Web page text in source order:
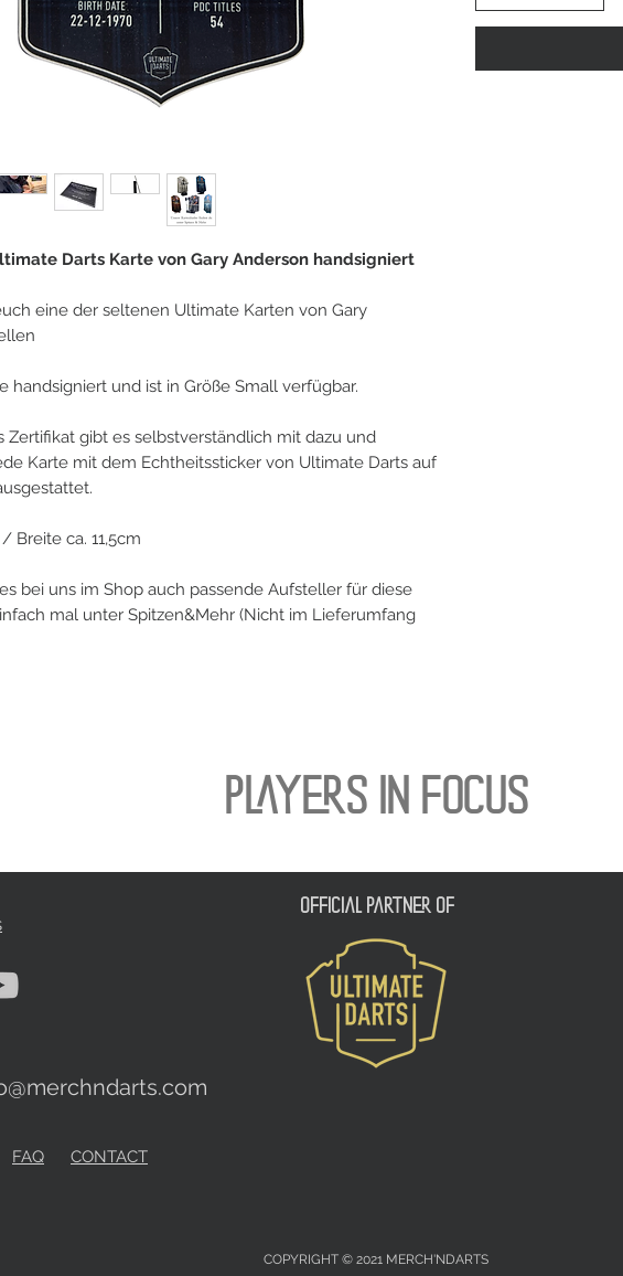
Darts Karte von Gary Anderson handsigniert
eine der seltenen Ultimate Karten von Gary
handsigniert und ist in Größe Small verfügbar.
Zertifikat gibt es selbstverständlich mit dazu und
Karte mit dem Echtheitssticker von Ultimate Darts auf
Breite ca. 11,5cm
bei uns im Shop auch passende Aufsteller für diese
mal unter Spitzen&Mehr (Nicht im Lieferumfang
PLAYERS IN FOCUS
official partner of
FAQ CONTACT
COPYRIGHT © 2021 MERCH'NDARTS